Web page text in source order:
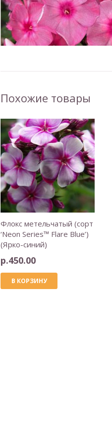
Похожие товары
Флокс метельчатый (сорт
‘Neon Series™ Flare Blue’)
(Ярко-синий)
р.450.00
В КОРЗИНУ